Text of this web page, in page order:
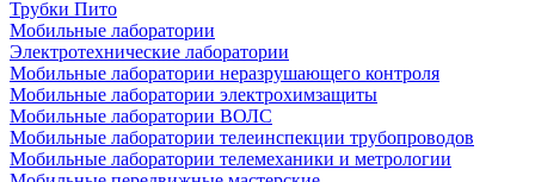
Трубки Пито
Мобильные лаборатории
Электротехнические лаборатории
Мобильные лаборатории неразрушающего контроля
Мобильные лаборатории электрохимзащиты
Мобильные лаборатории ВОЛС
Мобильные лаборатории телеинспекции трубопроводов
Мобильные лаборатории телемеханики и метрологии